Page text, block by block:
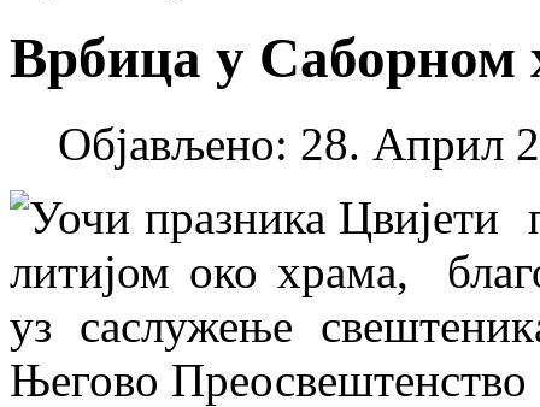
Врбица у Саборном
Објављено: 28. Април
Уочи празника Цвијети
литијом око храма,
уз саслужење
Његово